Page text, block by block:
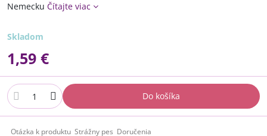
Nemecku Čítajte viac
Skladom
1,59 €
Do košíka
Otázka k produktu Strážny pes Doručenia